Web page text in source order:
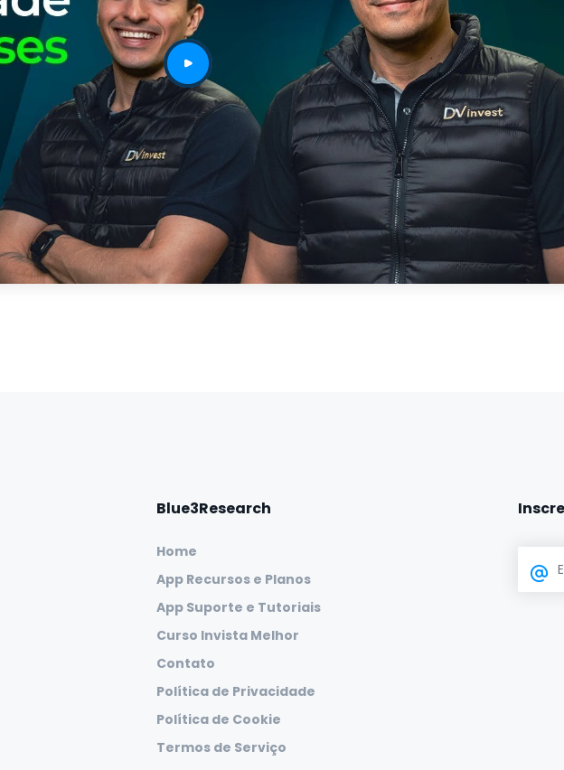
Blue3Research
Home
App Recursos e Planos
App Suporte e Tutoriais
Curso Invista Melhor
Contato
Política de Privacidade
Política de Cookie
Termos de Serviço